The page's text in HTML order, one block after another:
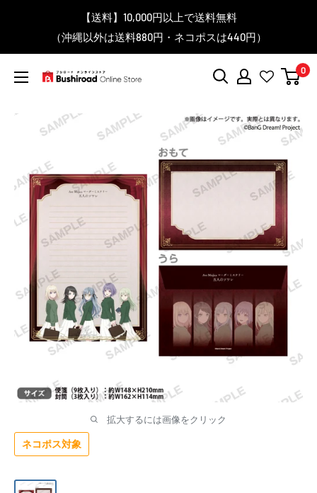
▼送料をおトクにお買物する方法をご紹介♪
【こちらをクリック】
【送料】10,000円以上で送料無料
（沖縄以外は送料880円・ネコポスは440円）
＼予約受付中！／
BanG Dream! ちゃむりぃ みに Ave Mujica 鮮美透涼 ver.販売
中！
▼「作品・ブランドから探す」で
欲しい商品を手に入れよう！
▼スムーズに商品を探すなら、
「カテゴリーから探す」を活用しよう！
▼お気に入り登録機能を活用しよう♪
【こちらをクリック】
ブ
ー
オ
ン
ラ
ス
ア
0
拡大するには画像をクリック
ネコポス対象